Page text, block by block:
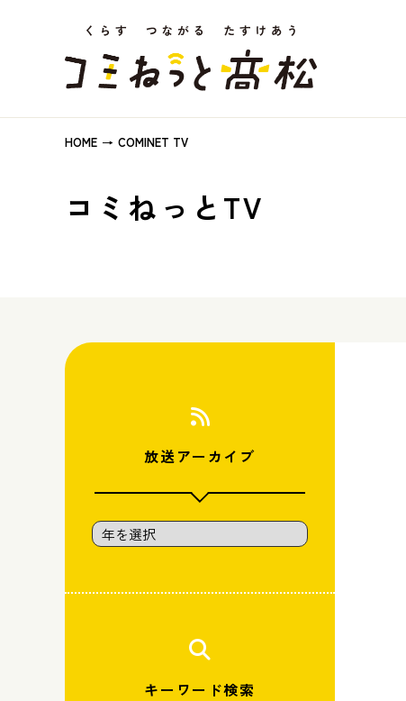
HOME COMINET TV
コミねっとTV
放送アーカイブ
キーワード検索